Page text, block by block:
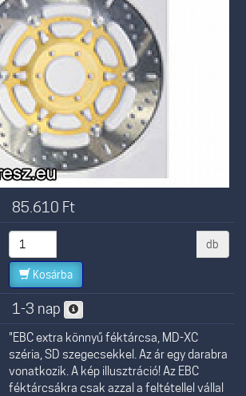
85.610 Ft
db
Kosárba
1-3 nap
"EBC extra könnyű féktárcsa, MD-XC
széria, SD szegecsekkel. Az ár egy darabra
vonatkozik. A kép illusztráció! Az EBC
féktárcsákra csak azzal a feltétellel vállal